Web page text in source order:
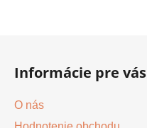
Informácie pre vás
O nás